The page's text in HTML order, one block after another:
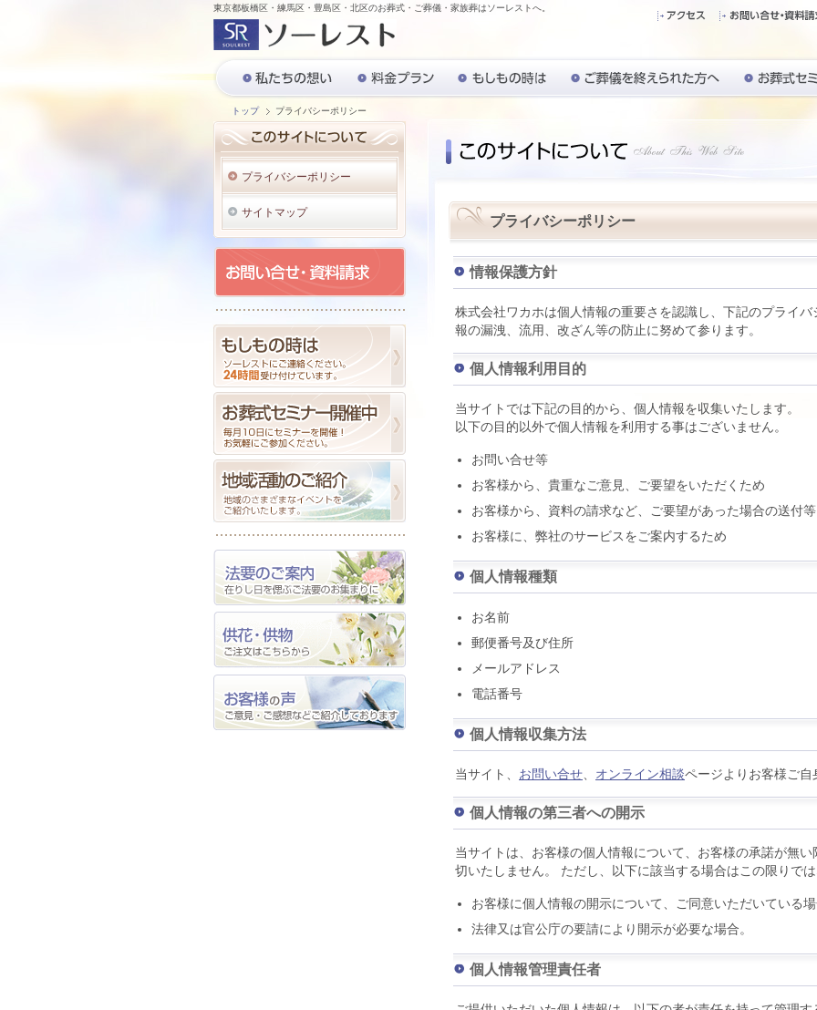
東京都板橋区・練馬区・豊島区・北区のお葬式・ご葬儀・家族葬はソーレストへ。
トップ プライバシーポリシー
プライバシーポリシー
情報保護方針
株式会社ワカホは個人情報の重要さを認識し、下記のプライ
報の漏洩、流用、改ざん等の防止に努めて参ります。
個人情報利用目的
当サイトでは下記の目的から、個人情報を収集いたします。
以下の目的以外で個人情報を利用する事はございません。
お問い合せ等
お客様から、貴重なご意見、ご要望をいただくため
お客様から、資料の請求など、ご要望があった場合の送付等
お客様に、弊社のサービスをご案内するため
個人情報種類
お名前
郵便番号及び住所
メールアドレス
電話番号
個人情報収集方法
当サイト、 お問い合せ オンライン相談ページよりお客様ご自
個人情報の第三者への開示
当サイトは、お客様の個人情報について、お客様の承諾が無
切いたしません。 ただし、以下に該当する場合はこの限りでは
お客様に個人情報の開示について、ご同意いただいている場
法律又は官公庁の要請により開示が必要な場合。
個人情報管理責任者
プライバシーポリシー
サイトマップ